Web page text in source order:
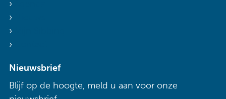
Nieuwsbrief
Blijf op de hoogte, meld u aan voor onze